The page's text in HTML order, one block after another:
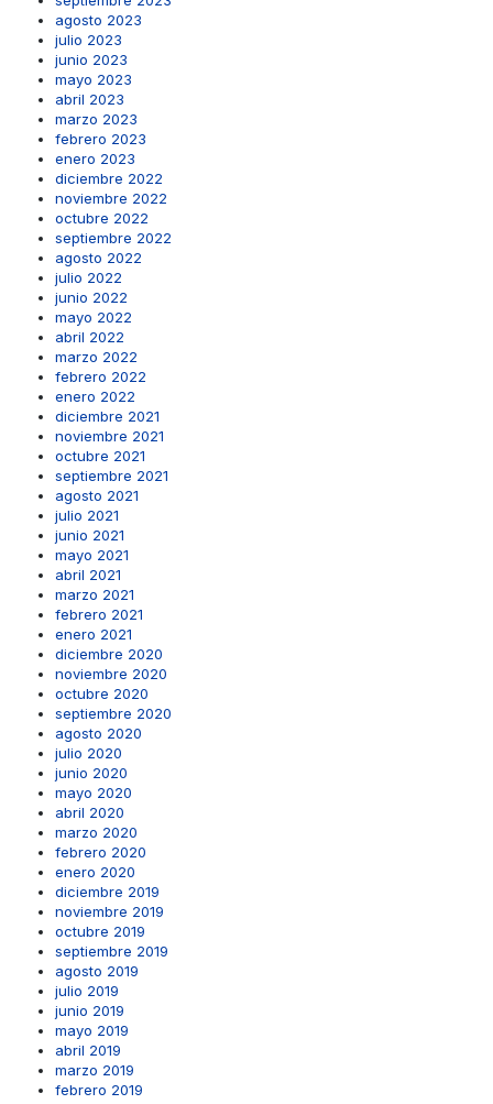
agosto 2023
julio 2023
junio 2023
mayo 2023
abril 2023
marzo 2023
febrero 2023
enero 2023
diciembre 2022
noviembre 2022
octubre 2022
septiembre 2022
agosto 2022
julio 2022
junio 2022
mayo 2022
abril 2022
marzo 2022
febrero 2022
enero 2022
diciembre 2021
noviembre 2021
octubre 2021
septiembre 2021
agosto 2021
julio 2021
junio 2021
mayo 2021
abril 2021
marzo 2021
febrero 2021
enero 2021
diciembre 2020
noviembre 2020
octubre 2020
septiembre 2020
agosto 2020
julio 2020
junio 2020
mayo 2020
abril 2020
marzo 2020
febrero 2020
enero 2020
diciembre 2019
noviembre 2019
octubre 2019
septiembre 2019
agosto 2019
julio 2019
junio 2019
mayo 2019
abril 2019
marzo 2019
febrero 2019